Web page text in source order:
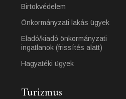
Birtokvédelem
Önkormányzati lakás ügyek
Eladó/kiadó önkormányzati
ingatlanok (frissítés alatt)
Hagyatéki ügyek
Turizmus